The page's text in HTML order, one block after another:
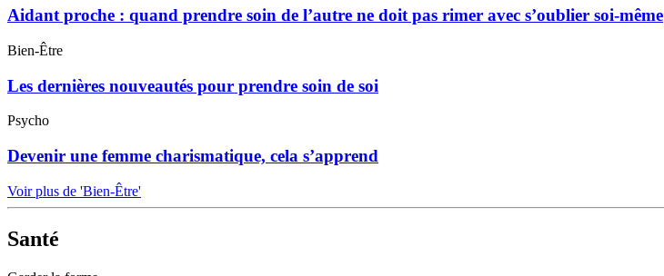
Aidant proche : quand prendre soin de l’autre ne doit pas rimer avec s’oublier soi-même
Bien-Être
Les dernières nouveautés pour prendre soin de soi
Psycho
Devenir une femme charismatique, cela s’apprend
Voir plus de 'Bien-Être'
Santé